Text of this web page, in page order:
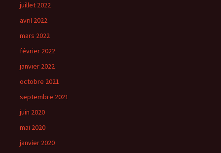
juillet 2022
avril 2022
mars 2022
février 2022
janvier 2022
octobre 2021
septembre 2021
juin 2020
mai 2020
janvier 2020